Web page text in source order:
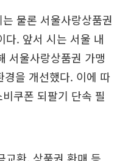
물론 서울사랑상품권
다. 앞서 시는 서울 내
서울사랑상품권 가맹
을 개선했다. 이에 따
쿠폰 되팔기 단속 필